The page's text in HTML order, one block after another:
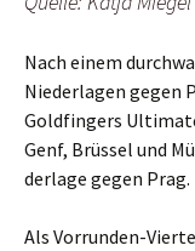
Nach einem
Nie­der­la­gen gegen
Gold­fin­gers
Genf, Brüs­sel und
der­la­ge gegen Prag.
Als Vor­run­den-